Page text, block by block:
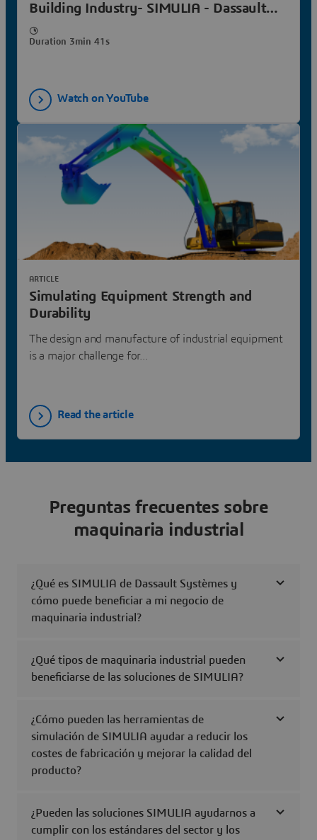
Building Industry- SIMULIA - Dassault
Systèmes
Duration 3min 41s
Watch on YouTube
Simulating Equipment Strength and
Durability
The design and manufacture of industrial equipment
is a major challenge for...
ARTICLE
Read the article
Preguntas frecuentes sobre
maquinaria industrial
¿Qué es SIMULIA de Dassault Systèmes y
cómo puede beneficiar a mi negocio de
maquinaria industrial?
¿Qué tipos de maquinaria industrial pueden
beneficiarse de las soluciones de SIMULIA?
¿Cómo pueden las herramientas de
simulación de SIMULIA ayudar a reducir los
costes de fabricación y mejorar la calidad del
producto?
¿Pueden las soluciones SIMULIA ayudarnos a
cumplir con los estándares del sector y los